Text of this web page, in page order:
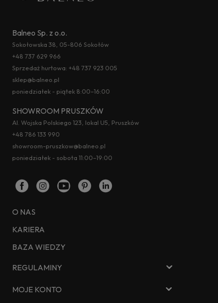
Balneo Sp. z o.o.
Sokołowska 38, 05-806 Sokołów
+48 737 629 966
Sprzedaż hurtowa: +48 737 923 005
sklep@balneo.pl
poniedziałek - piątek 8:00–16:00
SHOWROOM PRUSZKÓW
Al. Wojska Polskiego 123, lokal U5, Pruszków
+48 786 133 990
showroom-pruszkow@balneo.pl
poniedziałek - sobota 11:00–19:00
O NAS
KARIERA
BAZA WIEDZY
REGULAMINY
MOJE KONTO